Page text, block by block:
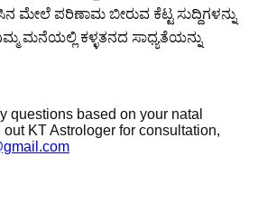
ಮೇಲೆ ಪರಿಣಾಮ ಬೀರುವ ಕೆಟ್ಟ ಸುದ್ದಿಗಳನ್ನು
ನಿಮ್ಮ ಮನೆಯಲ್ಲಿ ಕಳ್ಳತನದ ಸಾಧ್ಯತೆಯನ್ನು
questions based on your natal
KT Astrologer for consultation,